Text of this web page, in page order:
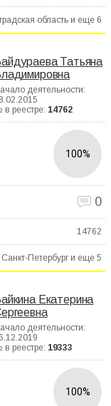
область и еще 6
Татьяна
деятельности:
в реестре: 14762
100%
0
14762
Санкт-Петербург и еще 5
Екатерина
деятельности:
в реестре: 19333
100%